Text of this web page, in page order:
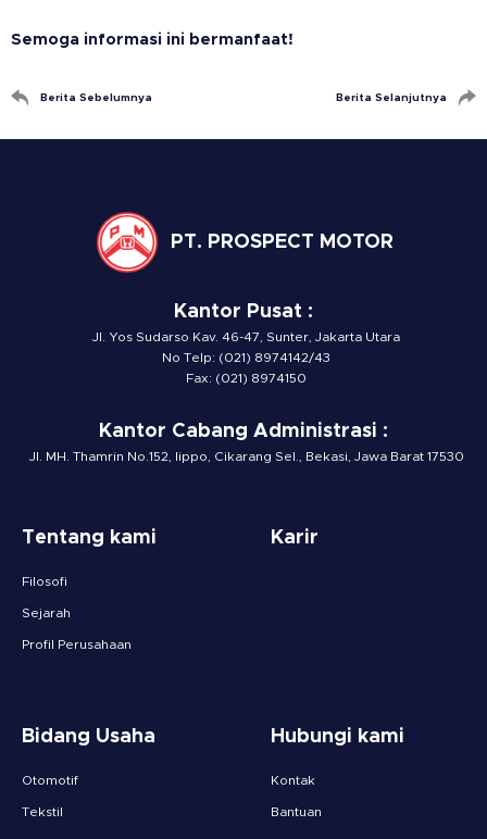
Semoga informasi ini bermanfaat!
Berita Sebelumnya Berita Selanjutnya
PT. PROSPECT MOTOR
Kantor Pusat :
Jl. Yos Sudarso Kav. 46-47, Sunter, Jakarta Utara
No Telp: (021) 8974142/43
Fax: (021) 8974150
Kantor Cabang Administrasi :
Jl. MH. Thamrin No.152, lippo, Cikarang Sel., Bekasi, Jawa Barat 17530
Tentang kami
Filosofi
Sejarah
Profil Perusahaan
Karir
Bidang Usaha
Otomotif
Tekstil
Hubungi kami
Kontak
Bantuan